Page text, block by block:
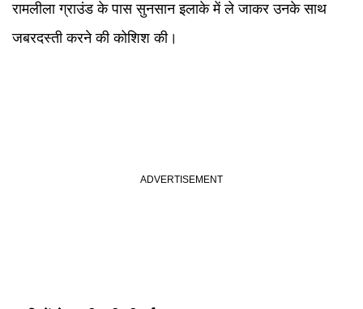
रामलीला ग्राउंड के पास सुनसान इलाके में ले जाकर उनके साथ
जबरदस्ती करने की कोशिश की।